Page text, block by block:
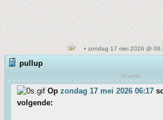
• zondag 17 mei 2026 @
pullup
smartie
Op zondag 17 mei 2026 06:17
volgende: